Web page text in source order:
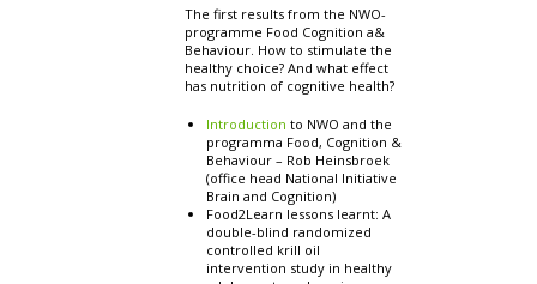
The first results from the NWO-
programme Food Cognition a&
Behaviour. How to stimulate the
healthy choice? And what effect
has nutrition of cognitive health?
Introduction to NWO and the
programma Food, Cognition &
Behaviour – Rob Heinsbroek
(office head National Initiative
Brain and Cognition)
Food2Learn lessons learnt: A
double-blind randomized
controlled krill oil
intervention study in healthy